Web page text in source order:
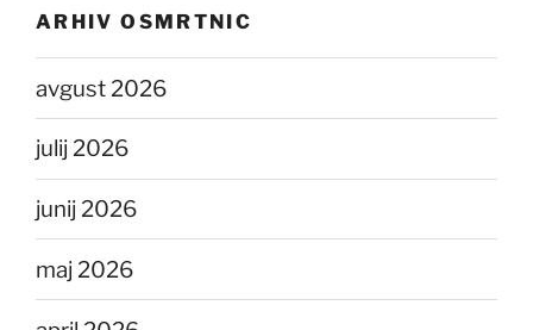
ARHIV OSMRTNIC
avgust 2026
julij 2026
junij 2026
maj 2026